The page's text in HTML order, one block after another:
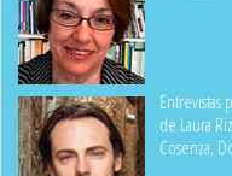
Entrevistas
de Laura
Cosenza,